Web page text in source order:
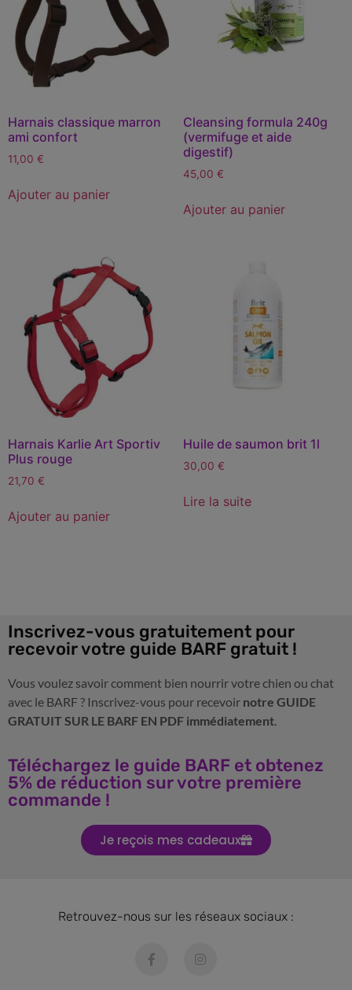
Harnais classique marron
ami confort
11,00 €
Ajouter au panier
Cleansing formula 240g
(vermifuge et aide
digestif)
45,00 €
Ajouter au panier
Harnais Karlie Art Sportiv
Plus rouge
21,70 €
Ajouter au panier
Huile de saumon brit 1l
30,00 €
Lire la suite
Inscrivez-vous gratuitement pour
recevoir votre guide BARF gratuit !
Vous voulez savoir comment bien nourrir votre chien ou chat
avec le BARF ? Inscrivez-vous pour recevoir notre GUIDE
GRATUIT SUR LE BARF EN PDF immédiatement.
Téléchargez le guide BARF et obtenez
5% de réduction sur votre première
commande !
Je reçois mes cadeaux
Retrouvez-nous sur les réseaux sociaux :